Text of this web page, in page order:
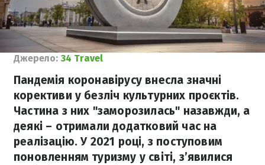
Джерело: 34 Travel
Пандемія коронавірусу внесла значні
корективи у безліч культурних проєктів.
Частина з них "заморозилась" назавжди, а
деякі – отримали додатковий час на
реалізацію. У 2021 році, з поступовим
поновленням туризму у світі, з’явилися